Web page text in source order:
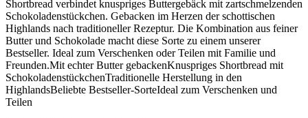
Shortbread verbindet knuspriges Buttergebäck mit zartschmelzenden
Schokoladenstückchen. Gebacken im Herzen der schottischen
Highlands nach traditioneller Rezeptur. Die Kombination aus feiner
Butter und Schokolade macht diese Sorte zu einem unserer
Bestseller. Ideal zum Verschenken oder Teilen mit Familie und
Freunden.Mit echter Butter gebackenKnuspriges Shortbread mit
SchokoladenstückchenTraditionelle Herstellung in den
HighlandsBeliebte Bestseller-SorteIdeal zum Verschenken und
Teilen